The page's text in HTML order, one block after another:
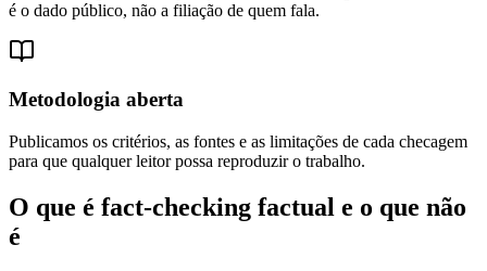
é o dado público, não a filiação de quem fala.
Metodologia aberta
Publicamos os critérios, as fontes e as limitações de cada checagem
para que qualquer leitor possa reproduzir o trabalho.
O que é fact-checking factual e o que não
é